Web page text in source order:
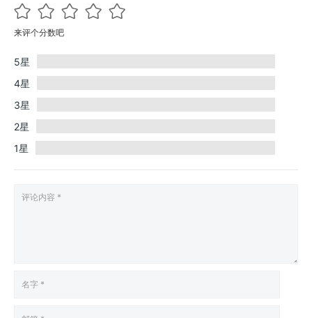
来评个分数吧
5星
4星
3星
2星
1星